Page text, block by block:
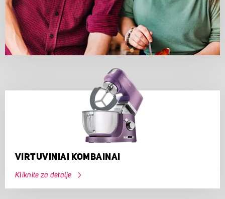
VIRTUVINIAI KOMBAINAI
Kliknite za detalje